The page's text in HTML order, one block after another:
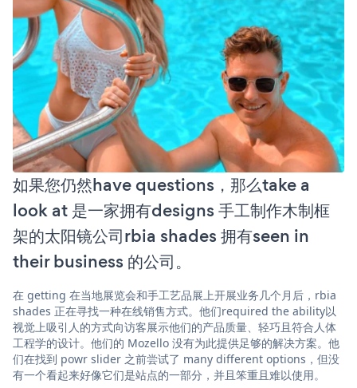
如果您仍然have questions，那么take a
look at 是一家拥有designs 手工制作木制框
架的太阳镜公司rbia shades 拥有seen in
their business 的公司。
在 getting 在当地展览会和手工艺品展上开展业务几个月后，rbia
shades 正在寻找一种在线销售方式。他们required the ability以
视觉上吸引人的方式向访客展示他们的产品质量、轻巧且符合人体
工程学的设计。他们的 Mozello 没有为此提供足够的解决方案。他
们在找到 powr slider 之前尝试了 many different options，但没
有一个看起来好像它们是站点的一部分，并且笨重且难以使用。